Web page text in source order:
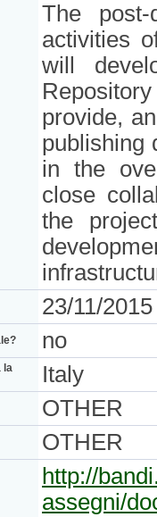
The
activities
will
provide,
publishing
in the
close
the
23/11/2015
no
la
Italy
OTHER
OTHER
http://
assegni/